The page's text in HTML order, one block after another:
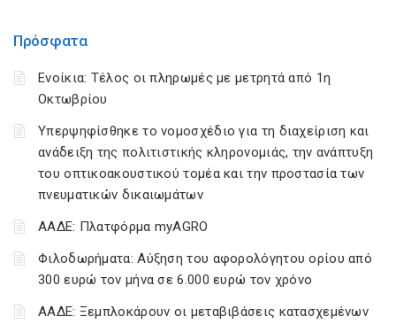
Πρόσφατα
Ενοίκια: Τέλος οι πληρωμές με μετρητά από 1η
Οκτωβρίου
Υπερψηφίσθηκε το νομοσχέδιο για τη διαχείριση και
ανάδειξη της πολιτιστικής κληρονομιάς, την ανάπτυξη
του οπτικοακουστικού τομέα και την προστασία των
πνευματικών δικαιωμάτων
ΑΑΔΕ: Πλατφόρμα myAGRO
Φιλοδωρήματα: Αύξηση του αφορολόγητου ορίου από
300 ευρώ τον μήνα σε 6.000 ευρώ τον χρόνο
ΑΑΔΕ: Ξεμπλοκάρουν οι μεταβιβάσεις κατασχεμένων